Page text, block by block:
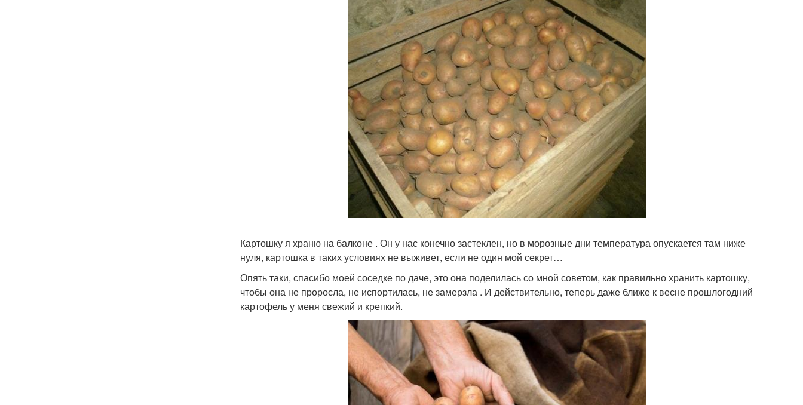
Картошку я храню на балконе . Он у нас конечно застеклен, но в морозные дни температура опускается там ниже
нуля, картошка в таких условиях не выживет, если не один мой секрет…
Опять таки, спасибо моей соседке по даче, это она поделилась со мной советом, как правильно хранить картошку,
чтобы она не проросла, не испортилась, не замерзла . И действительно, теперь даже ближе к весне прошлогодний
картофель у меня свежий и крепкий.